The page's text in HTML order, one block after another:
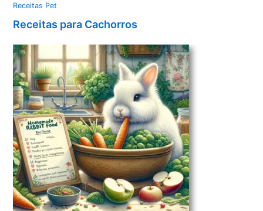
Receitas Pet
Receitas para Cachorros